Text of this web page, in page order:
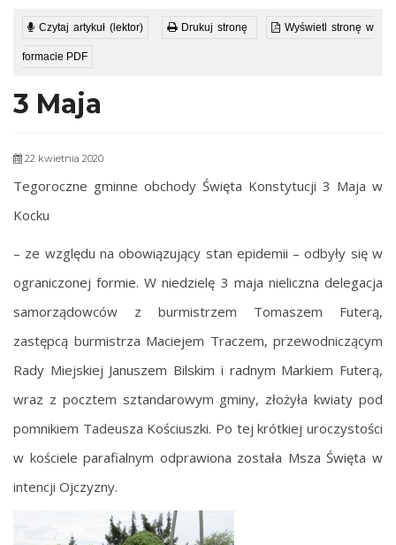
Czytaj artykuł (lektor) Drukuj stronę Wyświetl stronę w
formacie PDF
3 Maja
22 kwietnia 2020
Tegoroczne gminne obchody Święta Konstytucji 3 Maja w
Kocku
– ze względu na obowiązujący stan epidemii – odbyły się w
ograniczonej formie. W niedzielę 3 maja nieliczna delegacja
samorządowców z burmistrzem Tomaszem Futerą,
zastępcą burmistrza Maciejem Traczem, przewodniczącym
Rady Miejskiej Januszem Bilskim i radnym Markiem Futerą,
wraz z pocztem sztandarowym gminy, złożyła kwiaty pod
pomnikiem Tadeusza Kościuszki. Po tej krótkiej uroczystości
w kościele parafialnym odprawiona została Msza Święta w
intencji Ojczyzny.